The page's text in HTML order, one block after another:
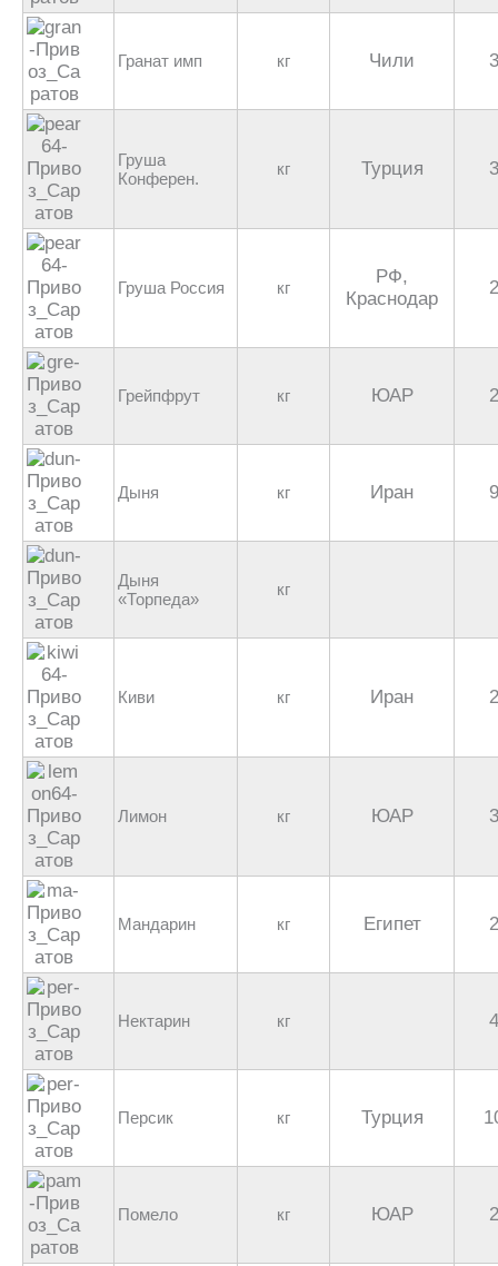
Гранат имп кг Чили
Груша
Конферен.
кг Турция
Груша Россия кг
РФ,
Краснодар
Грейпфрут кг ЮАР
Дыня кг Иран
Дыня
«Торпеда»
кг
Киви кг Иран
Лимон кг ЮАР
Мандарин кг Египет
Нектарин кг
Персик кг Турция
Помело кг ЮАР